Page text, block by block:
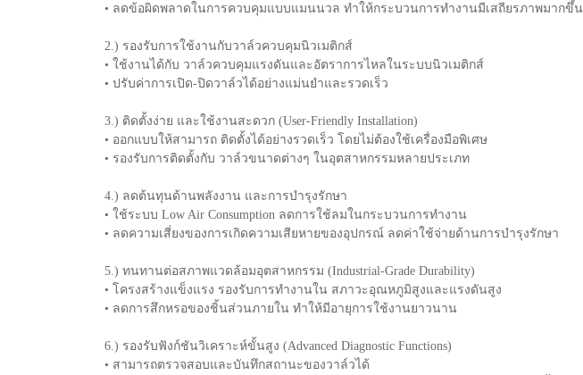
• ลดข้อผิดพลาดในการควบคุมแบบแมนนวล ทำให้กระบวนการทำงานมีเสถียรภาพมากขึ้น
2.) รองรับการใช้งานกับวาล์วควบคุมนิวเมติกส์
• ใช้งานได้กับ วาล์วควบคุมแรงดันและอัตราการไหลในระบบนิวเมติกส์
• ปรับค่าการเปิด-ปิดวาล์วได้อย่างแม่นยำและรวดเร็ว
3.) ติดตั้งง่าย และใช้งานสะดวก (User-Friendly Installation)
• ออกแบบให้สามารถ ติดตั้งได้อย่างรวดเร็ว โดยไม่ต้องใช้เครื่องมือพิเศษ
• รองรับการติดตั้งกับ วาล์วขนาดต่างๆ ในอุตสาหกรรมหลายประเภท
4.) ลดต้นทุนด้านพลังงาน และการบำรุงรักษา
• ใช้ระบบ Low Air Consumption ลดการใช้ลมในกระบวนการทำงาน
• ลดความเสี่ยงของการเกิดความเสียหายของอุปกรณ์ ลดค่าใช้จ่ายด้านการบำรุงรักษา
5.) ทนทานต่อสภาพแวดล้อมอุตสาหกรรม (Industrial-Grade Durability)
• โครงสร้างแข็งแรง รองรับการทำงานใน สภาวะอุณหภูมิสูงและแรงดันสูง
• ลดการสึกหรอของชิ้นส่วนภายใน ทำให้มีอายุการใช้งานยาวนาน
6.) รองรับฟังก์ชันวิเคราะห์ขั้นสูง (Advanced Diagnostic Functions)
• สามารถตรวจสอบและบันทึกสถานะของวาล์วได้